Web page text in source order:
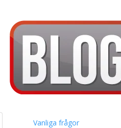
Vanliga frågor